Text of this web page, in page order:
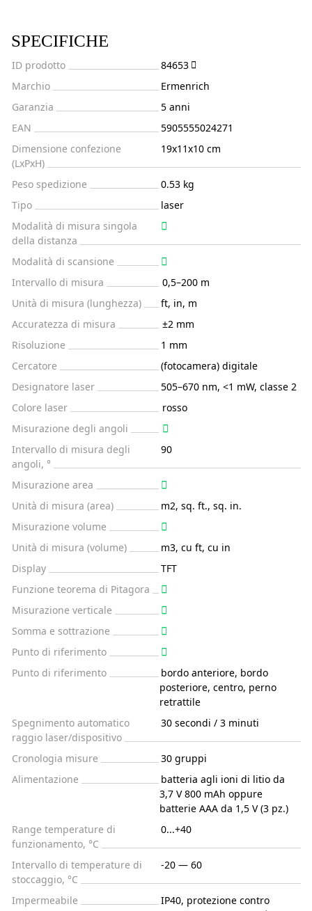
SPECIFICHE
ID prodotto
84653
Marchio
Ermenrich
Garanzia
5 anni
EAN
5905555024271
Dimensione confezione
(LxPxH)
19x11x10 cm
Peso spedizione
0.53 kg
Tipo
laser
Modalità di misura singola
della distanza
Modalità di scansione
Intervallo di misura
0,5–200 m
Unità di misura (lunghezza)
ft, in, m
Accuratezza di misura
±2 mm
Risoluzione
1 mm
Cercatore
(fotocamera) digitale
Designatore laser
505–670 nm, <1 mW, classe 2
Colore laser
rosso
Misurazione degli angoli
Intervallo di misura degli
angoli, °
90
Misurazione area
Unità di misura (area)
m2, sq. ft., sq. in.
Misurazione volume
Unità di misura (volume)
m3, cu ft, cu in
Display
TFT
Funzione teorema di Pitagora
Misurazione verticale
Somma e sottrazione
Punto di riferimento
Punto di riferimento
bordo anteriore, bordo
posteriore, centro, perno
retrattile
Spegnimento automatico
raggio laser/dispositivo
30 secondi / 3 minuti
Cronologia misure
30 gruppi
Alimentazione
batteria agli ioni di litio da
3,7 V 800 mAh oppure
batterie AAA da 1,5 V (3 pz.)
Range temperature di
funzionamento, °C
0...+40
Intervallo di temperature di
stoccaggio, °C
-20 — 60
Impermeabile
IP40, protezione contro